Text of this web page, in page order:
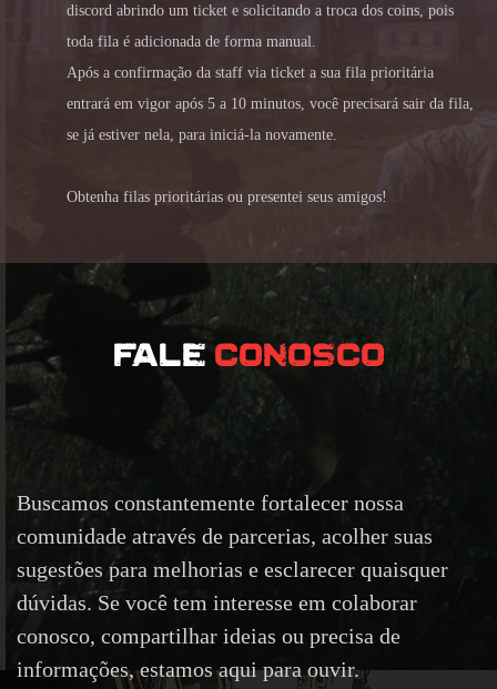
discord abrindo um ticket e solicitando a troca dos coins, pois
toda fila é adicionada de forma manual.
Após a confirmação da staff via ticket a sua fila prioritária
entrará em vigor após 5 a 10 minutos, você precisará sair da fila,
se já estiver nela, para iniciá-la novamente.
Obtenha filas prioritárias ou presentei seus amigos!
FALE CONOSCO
Buscamos constantemente fortalecer nossa
comunidade através de parcerias, acolher suas
sugestões para melhorias e esclarecer quaisquer
dúvidas. Se você tem interesse em colaborar
conosco, compartilhar ideias ou precisa de
informações, estamos aqui para ouvir.